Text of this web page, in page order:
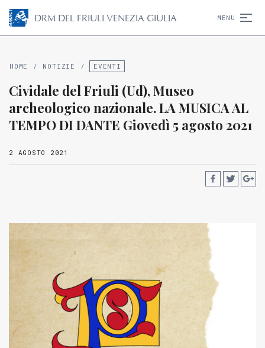
DRM DEL FRIULI VENEZIA GIULIA MENU
HOME / NOTIZIE / EVENTI
Cividale del Friuli (Ud), Museo
archeologico nazionale. LA MUSICA AL
TEMPO DI DANTE Giovedì 5 agosto 2021
2 AGOSTO 2021